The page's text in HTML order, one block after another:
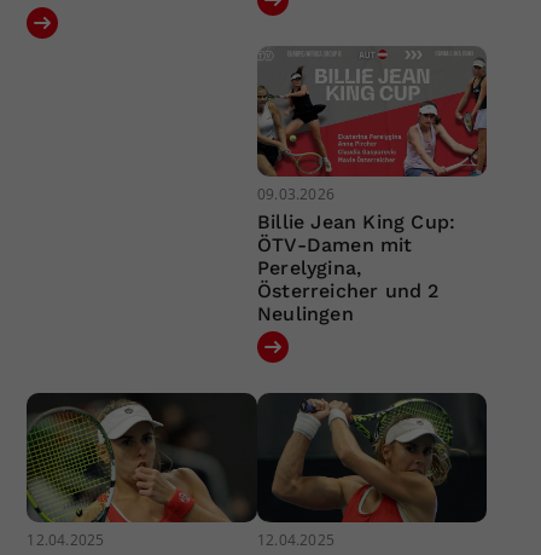
09.03.2026
Billie Jean King Cup:
ÖTV-Damen mit
Perelygina,
Österreicher und 2
Neulingen
12.04.2025 12.04.2025